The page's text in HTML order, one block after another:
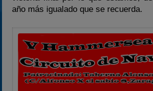
año más igualado que se recuerda.